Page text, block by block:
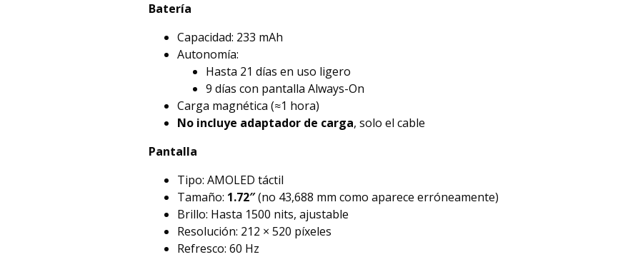
Batería
Capacidad: 233 mAh
Autonomía:
Hasta 21 días en uso ligero
9 días con pantalla Always-On
Carga magnética (≈1 hora)
No incluye adaptador de carga, solo el cable
Pantalla
Tipo: AMOLED táctil
Tamaño: 1.72″(no 43,688 mm como aparece erróneamente)
Brillo: Hasta 1500 nits, ajustable
Resolución: 212 × 520 píxeles
Refresco: 60 Hz